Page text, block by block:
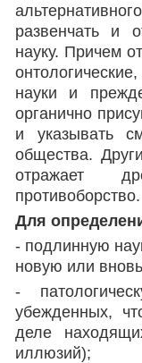
развенчать и
науку. Причем
науки и
органично
и указывать
общества.
отражает
противоборство.
Для
- подлинную
новую или
-
убежденных,
деле
иллюзий);